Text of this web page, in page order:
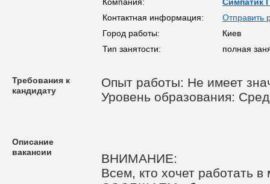
Контактная информация:
Отправить
Город работы:
Киев
Тип занятости:
полная
Требования к
кандидату
Опыт работы: Не имеет
Уровень образования:
Описание
вакансии
ВНИМАНИЕ:
Всем, кто хочет работать